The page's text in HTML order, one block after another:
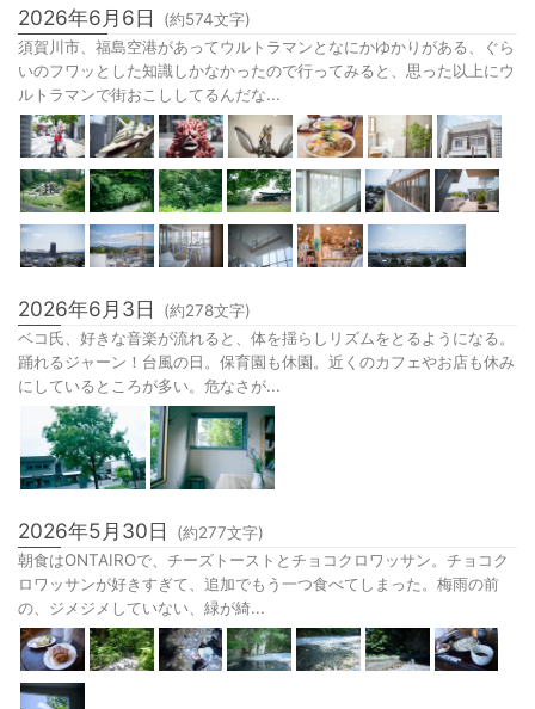
2026年6月6日 (約574文字)
須賀川市、福島空港があってウルトラマンとなにかゆかりがある、ぐら
いのフワッとした知識しかなかったので行ってみると、思った以上にウ
ルトラマンで街おこししてるんだな...
2026年6月3日 (約278文字)
ベコ氏、好きな音楽が流れると、体を揺らしリズムをとるようになる。
踊れるジャーン！台風の日。保育園も休園。近くのカフェやお店も休み
にしているところが多い。危なさが...
2026年5月30日 (約277文字)
朝食はONTAIROで、チーズトーストとチョコクロワッサン。チョコク
ロワッサンが好きすぎて、追加でもう一つ食べてしまった。梅雨の前
の、ジメジメしていない、緑が綺...